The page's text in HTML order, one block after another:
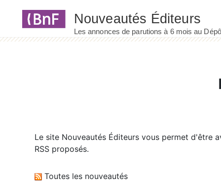
Le site Nouveautés Éditeurs vous permet d'être
RSS proposés.
Toutes les nouveautés